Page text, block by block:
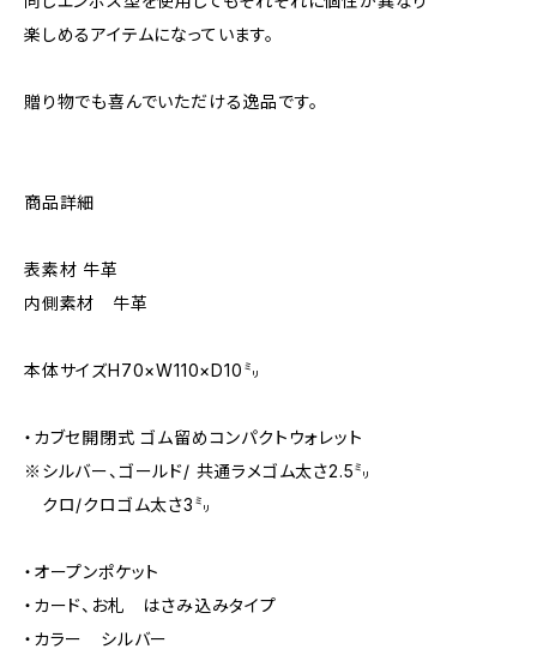
楽しめるアイテムになっています。
贈り物でも喜んでいただける逸品です。
商品詳細
表素材 牛革
内側素材 牛革
本体サイズH70×W110×D10㍉
・カブセ開閉式 ゴム留めコンパクトウォレット
※シルバー、ゴールド/ 共通ラメゴム太さ2.5㍉
クロ/クロゴム太さ3㍉
・オープンポケット
・カード、お札 はさみ込みタイプ
・カラー シルバー